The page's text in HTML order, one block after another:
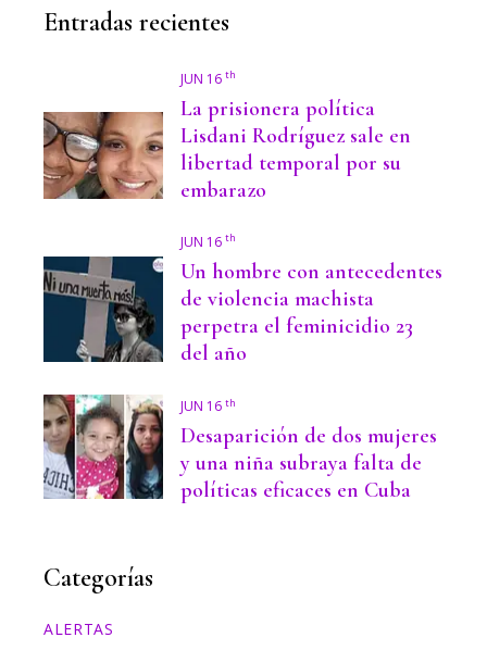
Entradas recientes
JUN 16 th
La prisionera política
Lisdani Rodríguez sale en
libertad temporal por su
embarazo
JUN 16 th
Un hombre con antecedentes
de violencia machista
perpetra el feminicidio 23
del año
JUN 16 th
Desaparición de dos mujeres
y una niña subraya falta de
políticas eficaces en Cuba
Categorías
ALERTAS